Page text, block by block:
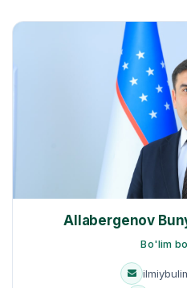
Allabergenov
Bo'lim